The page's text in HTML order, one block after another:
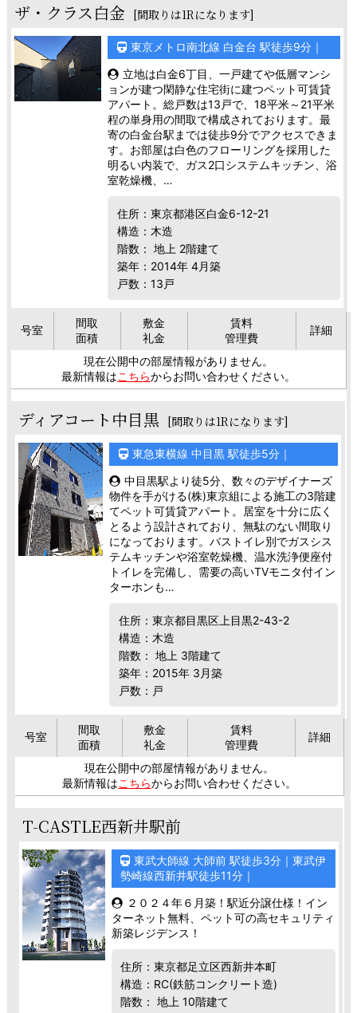
ザ・クラス白金 [間取りは1Rになります]
東京メトロ南北線 白金台 駅徒歩9分｜
立地は白金6丁目、一戸建てや低層マンシ
ョンが建つ閑静な住宅街に建つペット可賃貸
アパート。総戸数は13戸で、18平米～21平米
程の単身用の間取で構成されております。最
寄の白金台駅までは徒歩9分でアクセスできま
す。お部屋は白色のフローリングを採用した
明るい内装で、ガス2口システムキッチン、浴
室乾燥機、…
住所：東京都港区白金6-12-21
構造：木造
階数： 地上 2階建て
築年：2014年 4月築
戸数：13戸
号室
間取
面積
敷金
礼金
賃料
管理費
詳細
現在公開中の部屋情報がありません。
最新情報はこちらからお問い合わせください。
ディアコート中目黒 [間取りは1Rになります]
東急東横線 中目黒 駅徒歩5分｜
中目黒駅より徒5分、数々のデザイナーズ
物件を手がける(株)東京組による施工の3階建
てペット可賃貸アパート。居室を十分に広く
とるよう設計されており、無駄のない間取り
になっております。バストイレ別でガスシス
テムキッチンや浴室乾燥機、温水洗浄便座付
トイレを完備し、需要の高いTVモニタ付イン
ターホンも…
住所：東京都目黒区上目黒2-43-2
構造：木造
階数： 地上 3階建て
築年：2015年 3月築
戸数：戸
号室
間取
面積
敷金
礼金
賃料
管理費
詳細
現在公開中の部屋情報がありません。
最新情報はこちらからお問い合わせください。
T-CASTLE西新井駅前
東武大師線 大師前 駅徒歩3分｜東武伊
勢崎線西新井駅徒歩11分｜
２０２４年６月築！駅近分譲仕様！イン
ターネット無料、ペット可の高セキュリティ
新築レジデンス！
住所：東京都足立区西新井本町
構造：RC(鉄筋コンクリート造)
階数： 地上 10階建て